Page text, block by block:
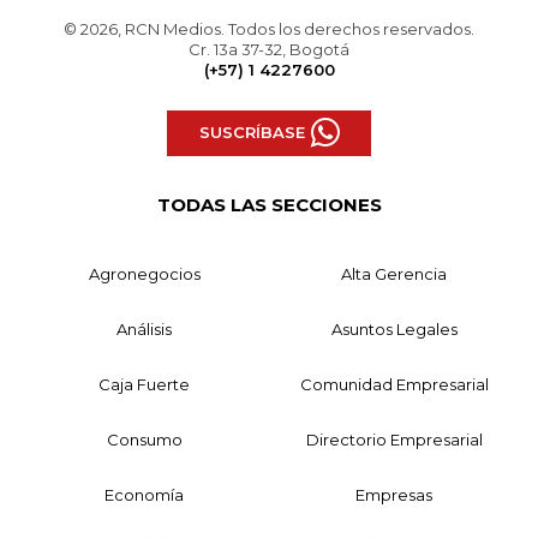
© 2026, RCN Medios. Todos los derechos reservados.
Cr. 13a 37-32, Bogotá
(+57) 1 4227600
SUSCRÍBASE
TODAS LAS SECCIONES
Agronegocios Alta Gerencia
Análisis Asuntos Legales
Caja Fuerte Comunidad Empresarial
Consumo Directorio Empresarial
Economía Empresas